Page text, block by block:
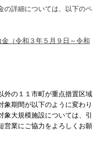
詳細については、以下のペ
（令和３年５月９日～令和
外の１１市町が重点措置区域
象期間が以下のように変わり
大規模施設については、引
営業にご協力をよろしくお願